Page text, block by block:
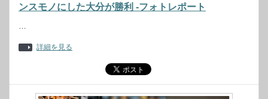
ンスモノにした大分が勝利 -フォトレポート
…
詳細を見る